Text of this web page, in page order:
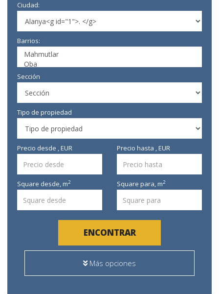
Ciudad:
Barrios:
Sección
Tipo de propiedad
Precio desde , EUR Precio hasta , EUR
Square desde,m2 Square para,m2
ENCONTRAR
Más opciones